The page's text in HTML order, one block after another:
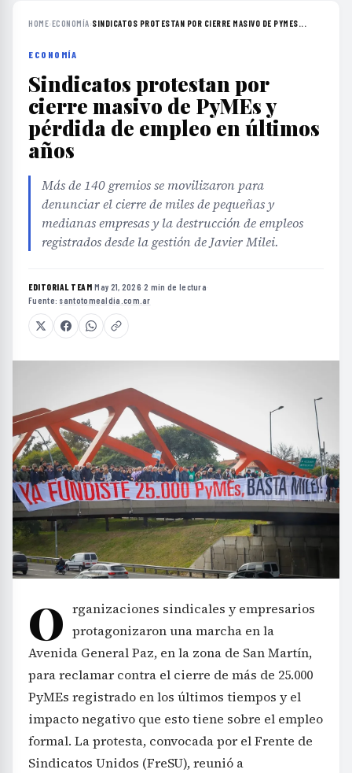
HOME›ECONOMÍA›SINDICATOS PROTESTAN POR CIERRE MASIVO DE PYMES...
ECONOMÍA
Sindicatos protestan por
cierre masivo de PyMEs y
pérdida de empleo en últimos
años
Más de 140 gremios se movilizaron para
denunciar el cierre de miles de pequeñas y
medianas empresas y la destrucción de empleos
registrados desde la gestión de Javier Milei.
EDITORIAL TEAM·May 21, 2026·2 min de lectura·
Fuente: santotomealdia.com.ar
O rganizaciones sindicales y empresarios
protagonizaron una marcha en la
Avenida General Paz, en la zona de San Martín,
para reclamar contra el cierre de más de 25.000
PyMEs registrado en los últimos tiempos y el
impacto negativo que esto tiene sobre el empleo
formal. La protesta, convocada por el Frente de
Sindicatos Unidos (FreSU), reunió a